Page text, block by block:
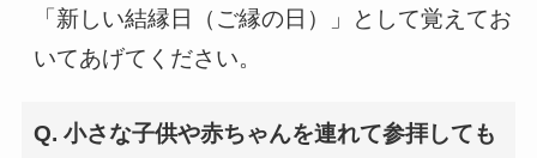
「新しい結縁日（ご縁の日）」として覚えてお
いてあげてください。
Q. 小さな子供や赤ちゃんを連れて参拝しても